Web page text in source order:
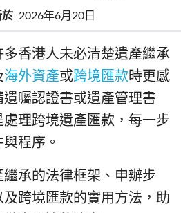
2026年6月20日
香港人未必清楚遺產繼承
海外資產或跨境匯款時更感
囑認證書或遺產管理書
處理跨境遺產匯款，每一步
程序。
承的法律框架、申辦步
跨境匯款的實用方法，助